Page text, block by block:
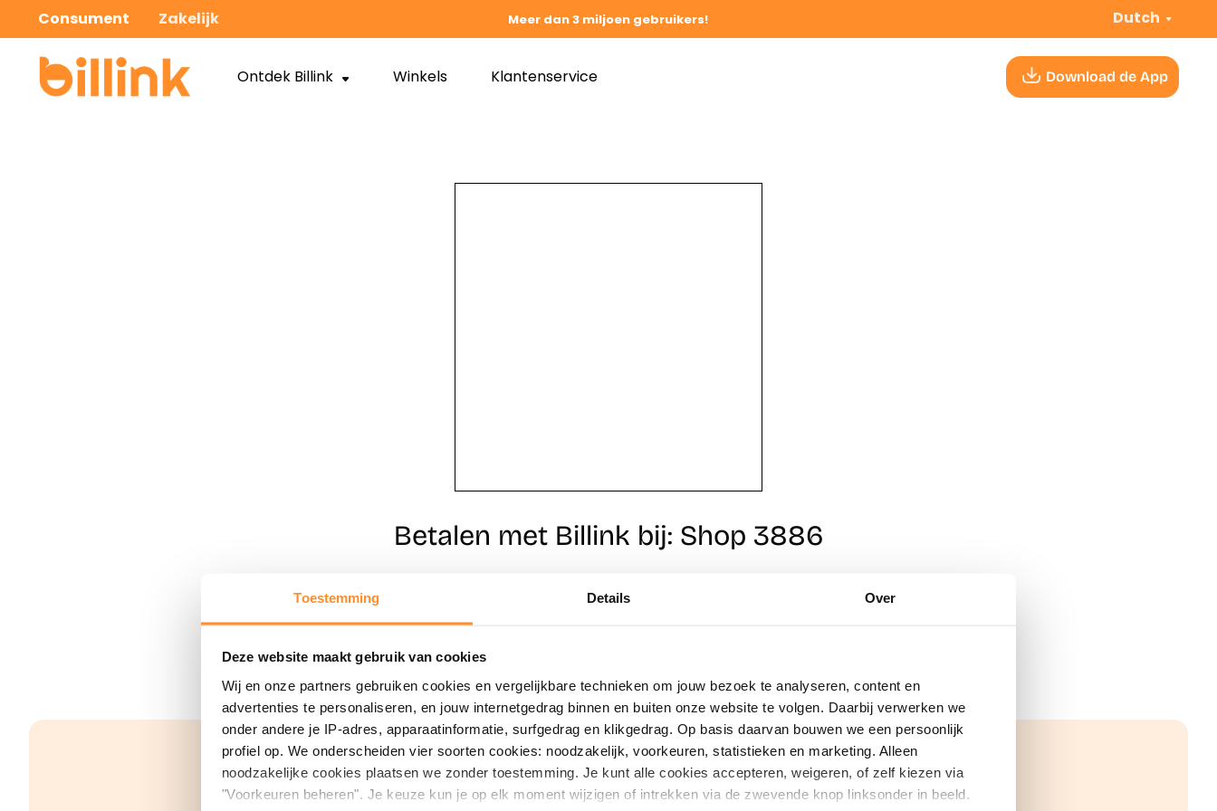
Toestemming Details Over
Deze website maakt gebruik van cookies
Wij en onze partners gebruiken cookies en vergelijkbare technieken om jouw bezoek te analyseren, content en
advertenties te personaliseren, en jouw internetgedrag binnen en buiten onze website te volgen. Daarbij verwerken we
onder andere je IP-adres, apparaatinformatie, surfgedrag en klikgedrag. Op basis daarvan bouwen we een persoonlijk
profiel op. We onderscheiden vier soorten cookies: noodzakelijk, voorkeuren, statistieken en marketing. Alleen
noodzakelijke cookies plaatsen we zonder toestemming. Je kunt alle cookies accepteren, weigeren, of zelf kiezen via
"Voorkeuren beheren". Je keuze kun je op elk moment wijzigen of intrekken via de zwevende knop linksonder in beeld.
Consument Zakelijk Meer dan 3 miljoen gebruikers! Dutch
Ontdek Billink Winkels Klantenservice Download de App
Betalen met Billink bij: Shop 3886